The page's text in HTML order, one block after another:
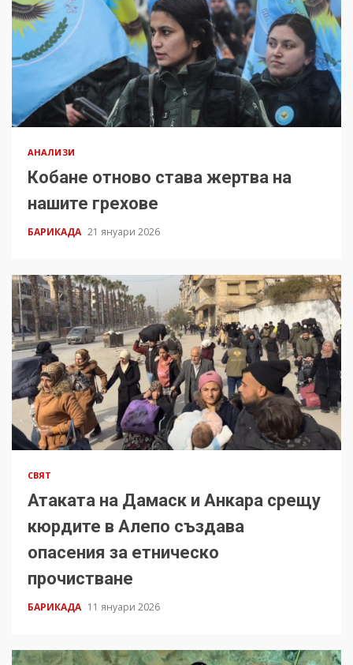
АНАЛИЗИ
Кобане отново става жертва на
нашите грехове
БАРИКАДА 21 януари 2026
СВЯТ
Атаката на Дамаск и Анкара срещу
кюрдите в Алепо създава
опасения за етническо
прочистване
БАРИКАДА 11 януари 2026